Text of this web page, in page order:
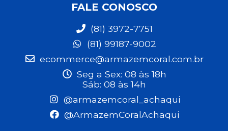
FALE CONOSCO
(81) 3972-7751
(81) 99187-9002
ecommerce@armazemcoral.com.br
Seg a Sex: 08 às 18h
Sáb: 08 às 14h
@armazemcoral_achaqui
@ArmazemCoralAchaqui